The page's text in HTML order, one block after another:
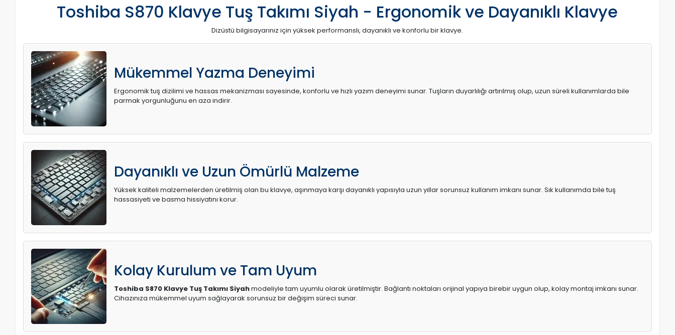
Toshiba S870 Klavye Tuş Takımı Siyah - Ergonomik ve Dayanıklı Klavye
Dizüstü bilgisayarınız için yüksek performanslı, dayanıklı ve konforlu bir klavye.
Mükemmel Yazma Deneyimi
Ergonomik tuş dizilimi ve hassas mekanizması sayesinde, konforlu ve hızlı yazım deneyimi sunar. Tuşların duyarlılığı artırılmış olup, uzun süreli kullanımlarda bile
parmak yorgunluğunu en aza indirir.
Dayanıklı ve Uzun Ömürlü Malzeme
Yüksek kaliteli malzemelerden üretilmiş olan bu klavye, aşınmaya karşı dayanıklı yapısıyla uzun yıllar sorunsuz kullanım imkanı sunar. Sık kullanımda bile tuş
hassasiyeti ve basma hissiyatını korur.
Kolay Kurulum ve Tam Uyum
Toshiba S870 Klavye Tuş Takımı Siyahmodeliyle tam uyumlu olarak üretilmiştir. Bağlantı noktaları orijinal yapıya birebir uygun olup, kolay montaj imkanı sunar.
Cihazınıza mükemmel uyum sağlayarak sorunsuz bir değişim süreci sunar.